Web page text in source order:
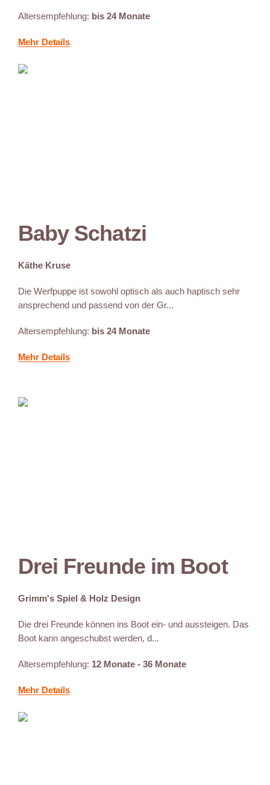
Altersempfehlung: bis 24 Monate
Mehr Details
Baby Schatzi
Käthe Kruse
Die Werfpuppe ist sowohl optisch als auch haptisch sehr
ansprechend und passend von der Gr...
Altersempfehlung: bis 24 Monate
Mehr Details
Drei Freunde im Boot
Grimm's Spiel & Holz Design
Die drei Freunde können ins Boot ein- und aussteigen. Das
Boot kann angeschubst werden, d...
Altersempfehlung: 12 Monate - 36 Monate
Mehr Details